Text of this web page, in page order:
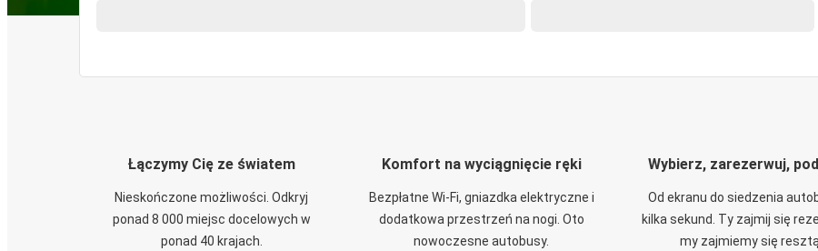
Łączymy Cię ze światem
Nieskończone możliwości. Odkryj
ponad 8 000 miejsc docelowych w
ponad 40 krajach.
Komfort na wyciągnięcie ręki
Bezpłatne Wi-Fi, gniazdka elektryczne i
dodatkowa przestrzeń na nogi. Oto
nowoczesne autobusy.
Wybierz, zarezerwuj,
Od ekranu do siedzenia
kilka sekund. Ty zajmij się
my zajmiemy się resztą.